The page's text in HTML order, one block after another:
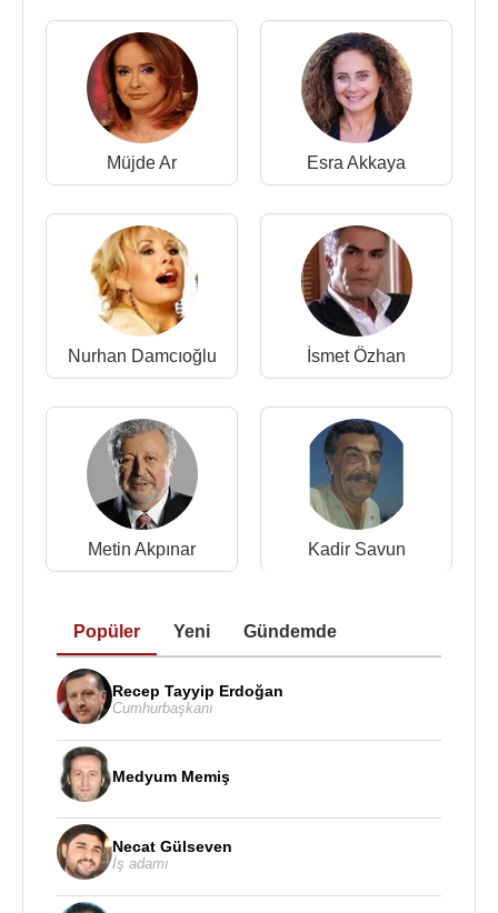
1977 - Güneşli Bataklık (Cemal)(Sinema Filmi)
1977 - Sevgili Dayım (Hulusi Enişte) (Sinema Filmi)
1986 - Davacı (Hakim Süha Bey) (Sinema Filmi)
1986 - Kanca (Şahin) (Sinema Filmi)
1992 - 2002 - Mahallenin Muhtarları (Emlakçı İhsan)
1995 - Çiçek Taksi (Tv Dizisi)
1995 - Palavra Aşklar (Zamping)(Tv Dizisi)
1996 - Eşkıya
1997 - İskele Sokak (Tv Dizisi)
2000 - Çilekli Pasta (Tv Filmi)
2000 - Bedel (Tv Dizisi)
2000 - Hiç Bana Sordun mu? (Tv Dizisi)
2001 - Benimle Evlenir misin (Tv Dizisi)
2002 - Koçum Benim (Tv Dizisi)
2002 - Yeter Anne (Tv Dizisi)
2003 - Alacakaranlık (Kamber Çağlayan)(Tv Dizisi)
2004 - Tatil Aşkları (Tv Dizisi)
2004 - Biz Boşanıyoruz (Hikmet Paktenesir) (Tv
Dizisi)
2004 - Hayat Bilgisi (Tv Dizisi)
2005 - Beşinci Boyut (Tv Dizisi)
2005 - Cennet Mahallesi (Beter Ali’nin dedesi) (Tv
Dizisi)
2006 - Sahte Prenses (Tv Dizisi)
2006 - İki Aile (Tv Dizisi)
2007 - Hakkını Helal Et (Tv Dizisi)
Müjde Ar Esra Akkaya
Nurhan Damcıoğlu İsmet Özhan
Metin Akpınar Kadir Savun
Popüler Yeni Gündemde
Recep Tayyip Erdoğan
Cumhurbaşkanı
Medyum Memiş
Necat Gülseven
İş adamı